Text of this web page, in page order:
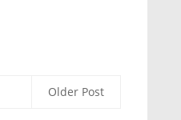
Older Post